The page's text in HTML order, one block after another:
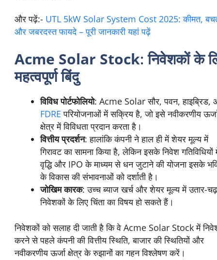
और पढ़ें:- UTL 5kW Solar System Cost 2025: कीमत,
और जबरदस्त फायदे – पूरी जानकारी यहां पढ़ें
Acme Solar Stock: निवेशकों के
महत्वपूर्ण बिंदु
विविध पोर्टफोलियो: Acme Solar सौर, पवन, हाइब्रिड,
FDRE परियोजनाओं में सक्रिय है, जो इसे नवीकरणीय
क्षेत्र में विविधता प्रदान करता है।
वित्तीय प्रदर्शन: हालांकि कंपनी ने हाल ही में शेयर मूल्य में
गिरावट का सामना किया है, लेकिन इसके निवेश गतिविधियों
वृद्धि और IPO के माध्यम से धन जुटाने की योजना इसके
के विकास की संभावनाओं को दर्शाती है।
जोखिम कारक: उच्च ब्याज खर्च और शेयर मूल्य में उतार-
निवेशकों के लिए चिंता का विषय हो सकते हैं।
निवेशकों को सलाह दी जाती है कि वे Acme Solar Stock में
करने से पहले कंपनी की वित्तीय स्थिति, बाजार की स्थितियों और
नवीकरणीय ऊर्जा क्षेत्र के रुझानों का गहन विश्लेषण करें।